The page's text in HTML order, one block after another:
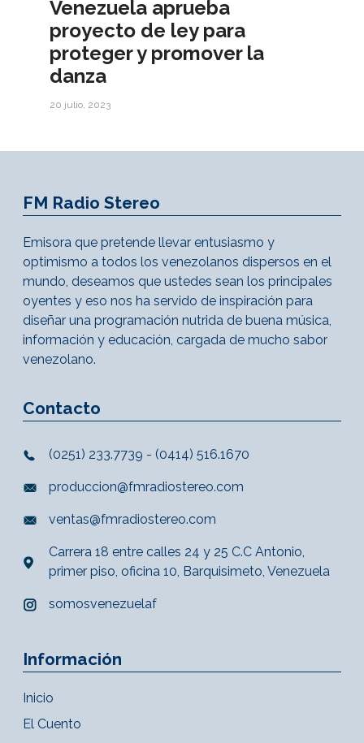
Venezuela aprueba
proyecto de ley para
proteger y promover la
danza
20 julio, 2023
FM Radio Stereo
Emisora que pretende llevar entusiasmo y
optimismo a todos los venezolanos dispersos en el
mundo, deseamos que ustedes sean los principales
oyentes y eso nos ha servido de inspiración para
diseñar una programación nutrida de buena música,
información y educación, cargada de mucho sabor
venezolano.
Contacto
(0251) 233.7739 - (0414) 516.1670
produccion@fmradiostereo.com
ventas@fmradiostereo.com
Carrera 18 entre calles 24 y 25 C.C Antonio,
primer piso, oficina 10, Barquisimeto, Venezuela
somosvenezuelaf
Información
Inicio
El Cuento